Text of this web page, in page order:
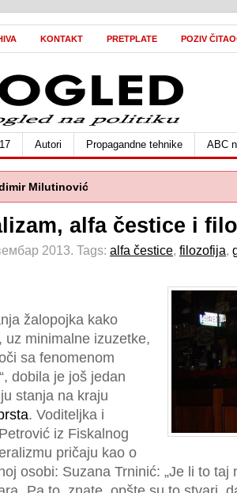
KONTAKT PRETPLATE POZIV
Autori Propagandne tehnike ABC
Milutinović
alfa čestice i
2013. Tags: alfa čestice, filozofija,
žalopojka kako
uz minimalne izuzetke,
sa fenomenom
dobila je još jedan
stanja na kraju
. Voditeljka i
iz Fiskalnog
pričaju kao o
osobi: Suzana Trninić: „Je li to taj